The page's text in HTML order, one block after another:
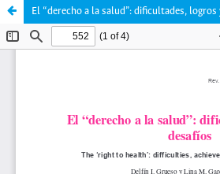
El “derecho a la salud”: dificultades, logros